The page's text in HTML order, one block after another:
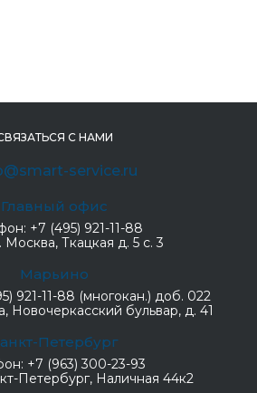
С НАМИ
service.ru
Главный офис
+7 (495) 921-11-88
Москва, Ткацкая д. 5 с. 3
Марьино
921-11-88 (многокан.) доб. 022
Новочеркасский бульвар, д. 41
Петербург
+7 (963) 300-23-93
Петербург, Наличная 44к2